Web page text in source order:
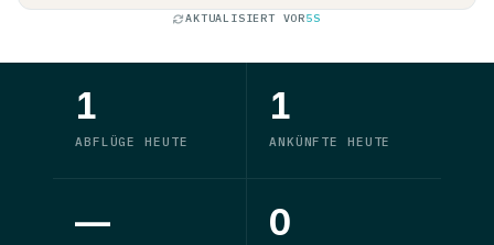
AKTUALISIERT VOR5S
1
ABFLÜGE HEUTE
1
ANKÜNFTE HEUTE
— 0